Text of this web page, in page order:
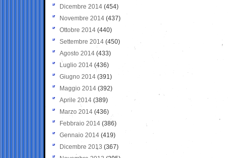
Dicembre 2014 (454)
Novembre 2014 (437)
Ottobre 2014 (440)
Settembre 2014 (450)
Agosto 2014 (433)
Luglio 2014 (436)
Giugno 2014 (391)
Maggio 2014 (392)
Aprile 2014 (389)
Marzo 2014 (436)
Febbraio 2014 (386)
Gennaio 2014 (419)
Dicembre 2013 (367)